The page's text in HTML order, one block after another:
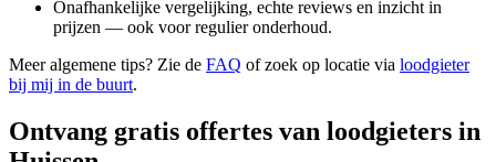
Onafhankelijke vergelijking, echte reviews en inzicht in
prijzen — ook voor regulier onderhoud.
Meer algemene tips? Zie de FAQ of zoek op locatie via loodgieter
bij mij in de buurt.
Ontvang gratis offertes van loodgieters in